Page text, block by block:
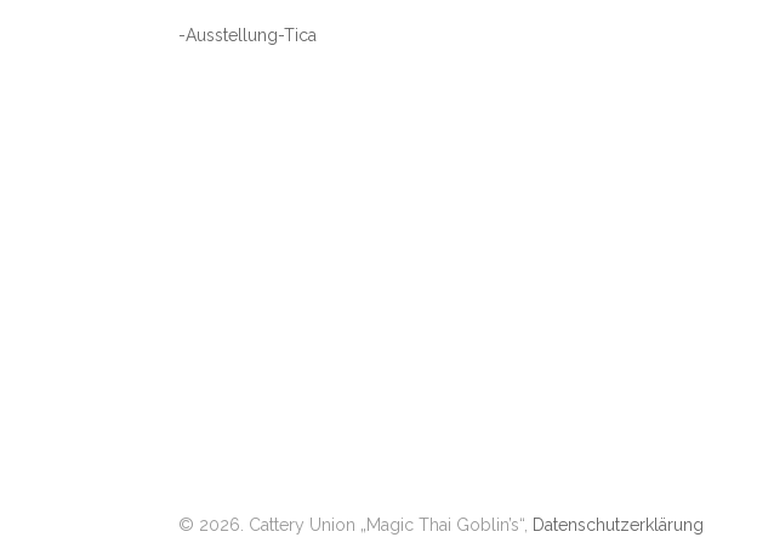
-Ausstellung-Tica
© 2026. Cattery Union „Magic Thai Goblin’s“, Datenschutzerklärung